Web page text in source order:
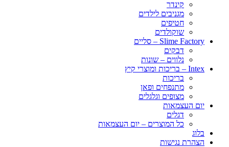
קינדר
מגניבים לילדים
חטיפים
שוקולדים
Slime Factory – סליים
דבקים
נלווים – שונות
Intex – בריכות ומוצרי קיץ
בריכות
מתנפחים ופאן
מצופים וגלגלים
יום העצמאות
דגלים
כל המוצרים – יום העצמאות
בלוג
הצהרת נגישות